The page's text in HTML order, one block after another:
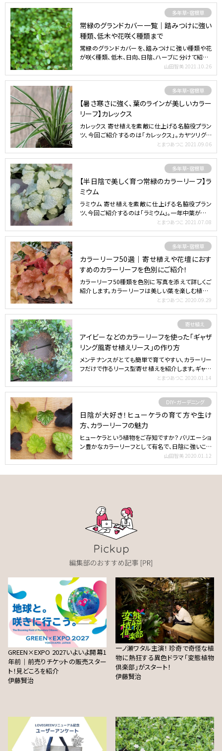
多年草・宿根草
常緑のグランドカバー一覧｜踏みつけに強い
種類、低木や花咲く種類まで
常緑のグランドカバーを、踏みつけに強い種類や花
が咲く種類、低木、日向、日陰、ハーブに分けて紹介。
山田智美 2021.10.26
多年草・宿根草
【暑さ寒さに強く、葉のラインが美しいカラー
リーフ】カレックス
カレックス 寄せ植えを素敵に仕上げる名脇役プラン
ツ、今回ご紹介するのは「カレックス」。カヤツリグサ
とまつあつこ 2021.09.06
多年草・宿根草
【半日陰で美しく育つ常緑のカラーリーフ】ラ
ミウム
ラミウム 寄せ植えを素敵に仕上げる名脇役プラン
ツ、今回ご紹介するのは「ラミウム」。一年中葉が美し
とまつあつこ 2021.07.08
多年草・宿根草
カラーリーフ50選｜寄せ植えや花壇におす
すめのカラーリーフを色別にご紹介！
カラーリーフ50種類を色別に写真を添えて詳しくご
紹介します。カラーリーフは美しい葉を楽しむ植物。
とまつあつこ 2020.09.29
寄せ植え
アイビーなどのカラーリーフを使った「ギャザ
リング風寄せ植えリース」の作り方
メンテナンスがとても簡単で育てやすい、カラーリー
フだけで作るリース型寄せ植えを紹介します。ギャザ
とまつあつこ 2020.01.14
DIY・ガーデニング
日陰が大好き！ヒューケラの育て方や生け
方、カラーリーフの魅力
ヒューケラという植物をご存知ですか？バリエーショ
ン豊かなカラーリーフとして有名で、日陰に強いこと
山田智美 2020.01.12
GREEN×EXPO 2027いよいよ開幕1
年前｜前売りチケットの販売スター
ト！見どころを紹介
伊藤賢治
一ノ瀬ワタル主演！ 珍奇で奇怪な植
物に熱狂する異色ドラマ「変態植物
倶楽部」がスタート！
伊藤賢治